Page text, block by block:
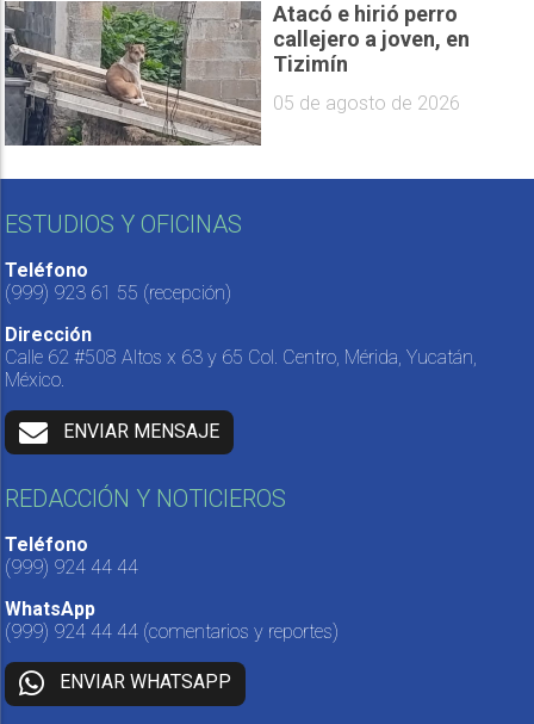
Atacó e hirió perro
callejero a joven, en
Tizimín
05 de agosto de 2026
ESTUDIOS Y OFICINAS
Teléfono
(999) 923 61 55 (recepción)
Dirección
Calle 62 #508 Altos x 63 y 65 Col. Centro, Mérida, Yucatán,
México.
ENVIAR MENSAJE
REDACCIÓN Y NOTICIEROS
Teléfono
(999) 924 44 44
WhatsApp
(999) 924 44 44 (comentarios y reportes)
ENVIAR WHATSAPP